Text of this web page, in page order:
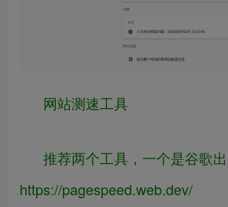
网站测速工具
推荐两个工具，一个是谷歌
https://pagespeed.web.dev/